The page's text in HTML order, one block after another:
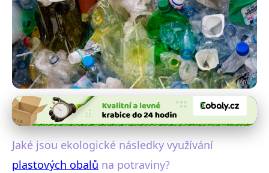
Dopady obalů na životní prostředí
Ekologické Dopady Plastových
Obalů: Hledáme Udržitelné
Jaké jsou ekologické následky využívání
plastových obalů na potraviny?